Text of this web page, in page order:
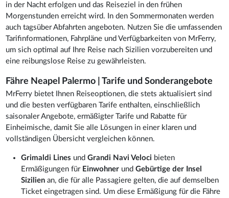
in der Nacht erfolgen und das Reiseziel in den frühen
Morgenstunden erreicht wird. In den Sommermonaten werden
auch tagsüber Abfahrten angeboten. Nutzen Sie die umfassenden
Tarifinformationen, Fahrpläne und Verfügbarkeiten von MrFerry,
um sich optimal auf Ihre Reise nach Sizilien vorzubereiten und
eine reibungslose Reise zu gewährleisten.
Fähre Neapel Palermo | Tarife und Sonderangebote
MrFerry bietet Ihnen Reiseoptionen, die stets aktualisiert sind
und die besten verfügbaren Tarife enthalten, einschließlich
saisonaler Angebote, ermäßigter Tarife und Rabatte für
Einheimische, damit Sie alle Lösungen in einer klaren und
vollständigen Übersicht vergleichen können.
Grimaldi Lines und Grandi Navi Veloci bieten
Ermäßigungen für Einwohner undGebürtige der Insel
Sizilien an, die für alle Passagiere gelten, die auf demselben
Ticket eingetragen sind. Um diese Ermäßigung für die Fähre